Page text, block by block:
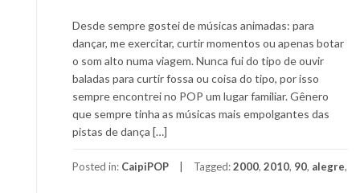
Desde sempre gostei de músicas animadas: para
dançar, me exercitar, curtir momentos ou apenas botar
o som alto numa viagem. Nunca fui do tipo de ouvir
baladas para curtir fossa ou coisa do tipo, por isso
sempre encontrei no POP um lugar familiar. Gênero
que sempre tinha as músicas mais empolgantes das
pistas de dança […]
Posted in: CaipiPOP Tagged:2000, 2010, 90, alegre,